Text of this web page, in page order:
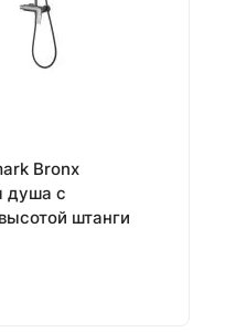
Bronx
душа с
штанги